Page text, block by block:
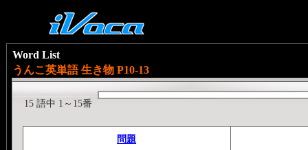
Word List
うんこ英単語 生き物 P10-13
15 語中 1～15番
問題